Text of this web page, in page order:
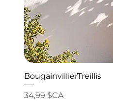
BougainvillierTreillis
Prix
34,99 $CA